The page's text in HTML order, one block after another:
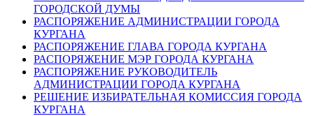
ГОРОДСКОЙ ДУМЫ
РАСПОРЯЖЕНИЕ АДМИНИСТРАЦИИ ГОРОДА
КУРГАНА
РАСПОРЯЖЕНИЕ ГЛАВА ГОРОДА КУРГАНА
РАСПОРЯЖЕНИЕ МЭР ГОРОДА КУРГАНА
РАСПОРЯЖЕНИЕ РУКОВОДИТЕЛЬ
АДМИНИСТРАЦИИ ГОРОДА КУРГАНА
РЕШЕНИЕ ИЗБИРАТЕЛЬНАЯ КОМИССИЯ ГОРОДА
КУРГАНА